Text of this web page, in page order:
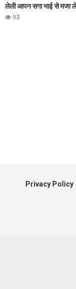
लेली आपन सगा भाई से मजा
93
Privacy Policy